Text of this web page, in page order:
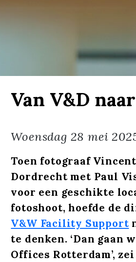
Van V&D
Woensdag 28 mei
Toen fotograaf
Dordrecht met Paul
voor een geschikte
fotoshoot, hoefde de
V&W Facility Support
te denken. ‘Dan gaan
Offices Rotterdam’,